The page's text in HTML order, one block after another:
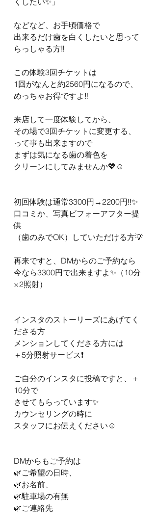
などなど、お手頃価格で
出来るだけ歯を白くしたいと思って
らっしゃる方‼️
この体験3回チケットは
1回がなんと約2560円になるので、
めっちゃお得ですよ‼️
来店して一度体験してから、
その場で3回チケットに変更する、
って事も出来ますので
まずは気になる歯の着色を
クリーンにしてみませんか💖☺️
初回体験は通常3300円→2200円‼️✨
口コミか、写真ビフォーアフター提
供
（歯のみでOK）していただける方💡
再来ですと、DMからのご予約なら
今なら3300円で出来ますよ✨（10分
×2照射）
インスタのストーリーズにあげてく
ださる方
メンションしてくださる方には
＋5分照射サービス❗️
ご自分のインスタに投稿ですと、＋
10分で
させてもらっています✨
カウンセリングの時に
スタッフにお伝えください☺️
DMからもご予約は
🌿ご希望の日時、
🌿お名前、
🌿駐車場の有無
🌿ご連絡先